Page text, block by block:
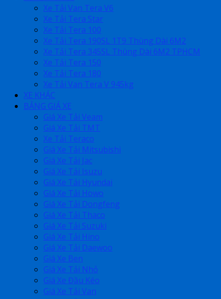
Xe Tải Van Tera V6
Xe Tải Tera Star
Xe Tải Tera 100
Xe Tải Tera 190SL 1T9 Thùng Dài 6M2
Xe Tải Tera 345SL Thùng Dài 6M2 TPHCM
Xe Tải Tera 150
Xe Tải Tera 180
Xe Tải Van Tera V 945kg
XE KHÁC
BẢNG GIÁ XE
Giá Xe Tải Veam
Giá Xe Tải TMT
Xe Tải Teraco
Giá Xe Tải Mitsubishi
Giá Xe Tải Jac
Giá Xe Tải Isuzu
Giá Xe Tải Hyundai
Giá Xe Tải Howo
Giá Xe Tải Dongfeng
Giá Xe Tải Thaco
Giá Xe Tải Suzuki
Giá Xe Tải Hino
Giá Xe Tải Daewoo
Giá Xe Ben
Giá Xe Tải Nhỏ
Giá Xe Đầu Kéo
Giá Xe Tải Van